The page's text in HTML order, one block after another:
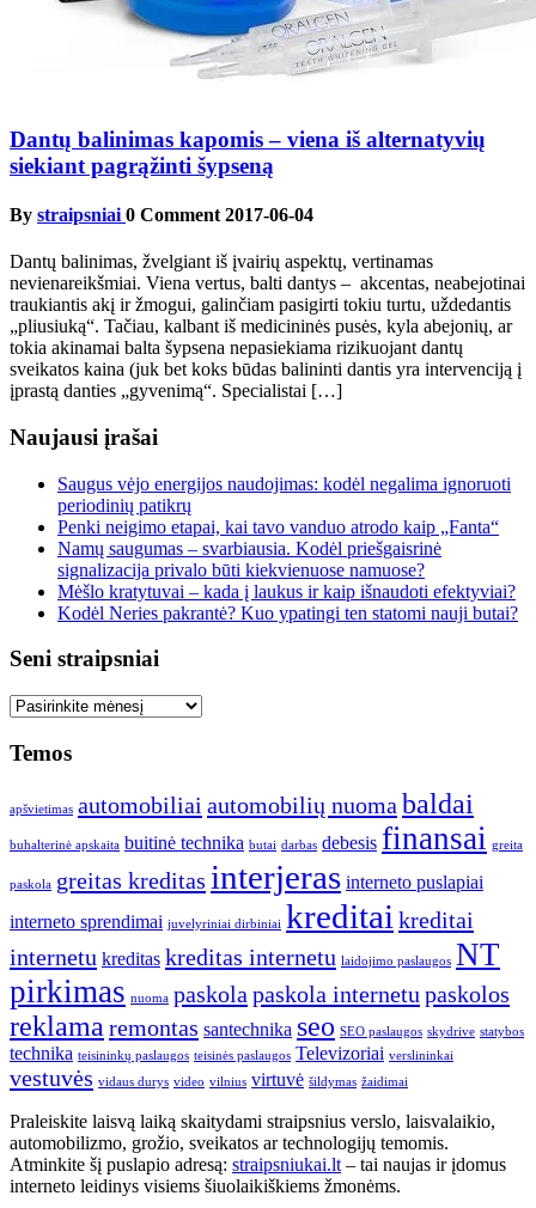
Dantų balinimas kapomis – viena iš alternatyvių
siekiant pagrąžinti šypseną
By straipsniai 0 Comment 2017-06-04
Dantų balinimas, žvelgiant iš įvairių aspektų, vertinamas
nevienareikšmiai. Viena vertus, balti dantys – akcentas, neabejotinai
traukiantis akį ir žmogui, galinčiam pasigirti tokiu turtu, uždedantis
„pliusiuką“. Tačiau, kalbant iš medicininės pusės, kyla abejonių, ar
tokia akinamai balta šypsena nepasiekiama rizikuojant dantų
sveikatos kaina (juk bet koks būdas balininti dantis yra intervenciją į
įprastą danties „gyvenimą“. Specialistai […]
Naujausi įrašai
Saugus vėjo energijos naudojimas: kodėl negalima ignoruoti
periodinių patikrų
Penki neigimo etapai, kai tavo vanduo atrodo kaip „Fanta“
Namų saugumas – svarbiausia. Kodėl priešgaisrinė
signalizacija privalo būti kiekvienuose namuose?
Mėšlo kratytuvai – kada į laukus ir kaip išnaudoti efektyviai?
Kodėl Neries pakrantė? Kuo ypatingi ten statomi nauji butai?
Seni straipsniai
Seni
Temos
apšvietimas automobiliai automobilių nuoma baldai
buhalterinė apskaita buitinė technika butai darbas debesis finansai greita
paskola greitas kreditas interjeras interneto puslapiai
interneto sprendimai juvelyriniai dirbiniai kreditai kreditai
internetu kreditas kreditas internetu laidojimo paslaugos NT
pirkimas nuoma paskola paskola internetu paskolos
reklamaremontas santechnika seo SEO paslaugos skydrive statybos
technika teisininkų paslaugos teisinės paslaugos Televizoriai verslininkai
vestuvės vidaus durys video vilnius virtuvė šildymas žaidimai
Praleiskite laisvą laiką skaitydami straipsnius verslo, laisvalaikio,
automobilizmo, grožio, sveikatos ar technologijų temomis.
Atminkite šį puslapio adresą: straipsniukai.lt – tai naujas ir įdomus
interneto leidinys visiems šiuolaikiškiems žmonėms.